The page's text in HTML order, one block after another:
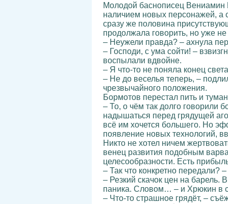
Молодой баснописец Вениамин
наличием новых персонажей, а
сразу же половина
продолжала говорить, но уже
– Неужели правда? – ахнула
– Господи, с ума сойти! –
воспылали вдвойне.
– Я что-то не поняла конец
– Не до веселья теперь, –
чрезвычайного положения.
Бормотов перестал пить и
– То, о чём так долго говорили
надышаться перед грядущей
всё им хочется большего. Но
появление новых технологий,
Никто не хотел ничем
венец развития подобным
целесообразности. Есть
– Так что конкретно передали?
– Резкий скачок цен на барель.
паника. Словом… – и Хрюкин в
– Что-то страшное грядёт, –